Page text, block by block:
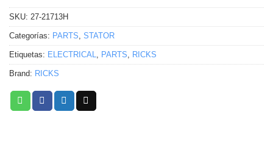
SKU: 27-21713H
Categorías: PARTS STATOR
Etiquetas: ELECTRICAL PARTS RICKS
Brand: RICKS